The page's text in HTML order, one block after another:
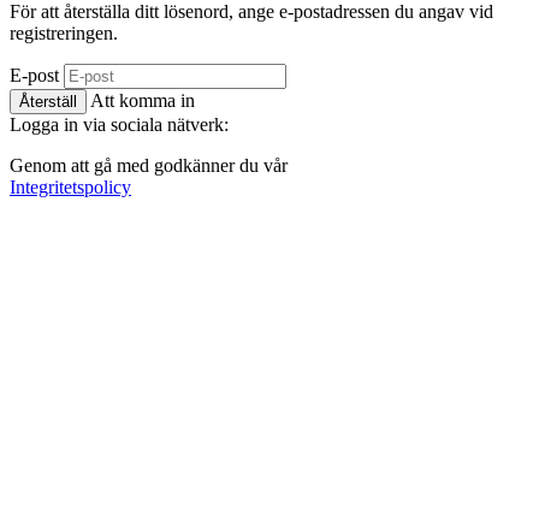
För att återställa ditt lösenord, ange e-postadressen du angav vid
registreringen.
E-post
Återställ
Att komma in
Logga in via sociala nätverk:
Genom att gå med godkänner du vår
Integritetspolicy